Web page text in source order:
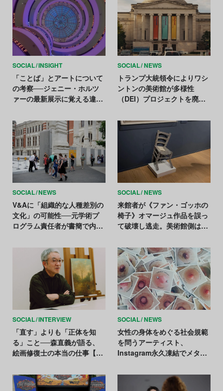
SOCIAL INSIGHT
「ことば」とアートについて
の考察──ジェニー・ホルツ
ァーの最新展示に覚える違和
SOCIAL NEWS
トランプ大統領令によりワシ
ントンの美術館が多様性
（DEI）プロジェクトを廃
SOCIAL NEWS
V&Aに「組織的な人種差別の
文化」の可能性──元学術プ
ログラム責任者が書簡で内部
SOCIAL NEWS
来館者が《ファン・ゴッホの
椅子》オマージュ作品を誤っ
て破壊し逃走。美術館側は
SOCIAL INTERVIEW
「直す」よりも「正体を知
る」こと──森直義が語る、
絵画修復士の本当の仕事【ア
#3】
SOCIAL NEWS
女性の身体をめぐる社会規範
を問うアーティスト、
Instagram永久凍結でメタに